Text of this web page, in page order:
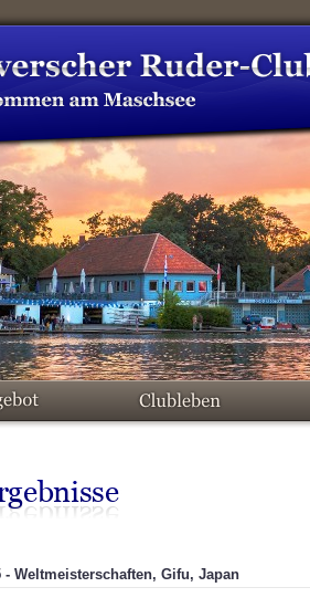
- Weltmeisterschaften, Gifu, Japan